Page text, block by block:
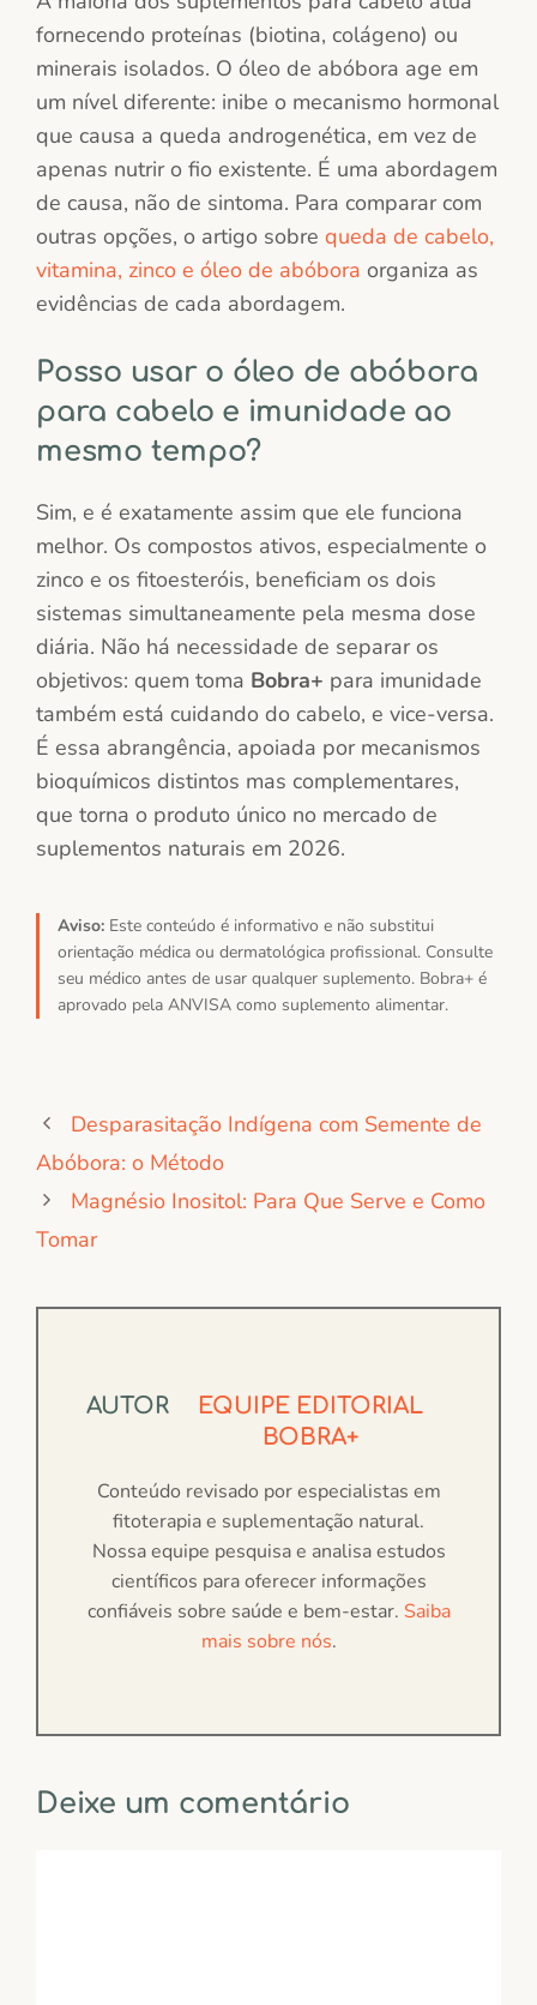
fornecendo proteínas (biotina, colágeno) ou
minerais isolados. O óleo de abóbora age em
um nível diferente: inibe o mecanismo hormonal
que causa a queda androgenética, em vez de
apenas nutrir o fio existente. É uma abordagem
de causa, não de sintoma. Para comparar com
outras opções, o artigo sobre queda de cabelo,
vitamina, zinco e óleo de abóbora organiza as
evidências de cada abordagem.
Posso usar o óleo de abóbora
para cabelo e imunidade ao
mesmo tempo?
Sim, e é exatamente assim que ele funciona
melhor. Os compostos ativos, especialmente o
zinco e os fitoesteróis, beneficiam os dois
sistemas simultaneamente pela mesma dose
diária. Não há necessidade de separar os
objetivos: quem toma Bobra+ para imunidade
também está cuidando do cabelo, e vice-versa.
É essa abrangência, apoiada por mecanismos
bioquímicos distintos mas complementares,
que torna o produto único no mercado de
suplementos naturais em 2026.
Aviso: Este conteúdo é informativo e não substitui
orientação médica ou dermatológica profissional. Consulte
seu médico antes de usar qualquer suplemento. Bobra+ é
aprovado pela ANVISA como suplemento alimentar.
Desparasitação Indígena com Semente de
Abóbora: o Método
Magnésio Inositol: Para Que Serve e Como
Tomar
AUTOR
EQUIPE EDITORIAL
BOBRA+
Conteúdo revisado por especialistas em
fitoterapia e suplementação natural.
Nossa equipe pesquisa e analisa estudos
científicos para oferecer informações
confiáveis sobre saúde e bem-estar. Saiba
mais sobre nós.
Deixe um comentário